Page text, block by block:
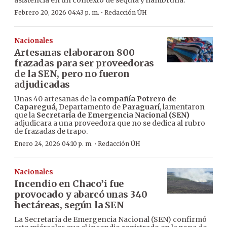
Febrero 20, 2026 04:43 p. m. · Redacción ÚH
Nacionales
Artesanas elaboraron 800
frazadas para ser proveedoras
de la SEN, pero no fueron
adjudicadas
Unas 40 artesanas de la compañía Potrero de
Capareguá, Departamento de Paraguarí, lamentaron
que la Secretaría de Emergencia Nacional (SEN)
adjudicara a una proveedora que no se dedica al rubro
de frazadas de trapo.
Enero 24, 2026 04:10 p. m. · Redacción ÚH
Nacionales
Incendio en Chaco’i fue
provocado y abarcó unas 340
hectáreas, según la SEN
La Secretaría de Emergencia Nacional (SEN) confirmó